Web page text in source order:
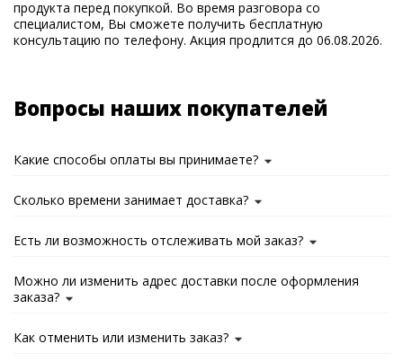
продукта перед покупкой. Во время разговора со
специалистом, Вы сможете получить бесплатную
консультацию по телефону. Акция продлится до 06.08.2026.
Вопросы наших покупателей
Какие способы оплаты вы принимаете?
Сколько времени занимает доставка?
Есть ли возможность отслеживать мой заказ?
Можно ли изменить адрес доставки после оформления
заказа?
Как отменить или изменить заказ?